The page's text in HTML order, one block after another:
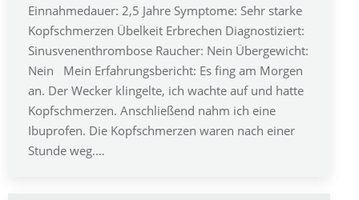
Einnahmedauer: 2,5 Jahre Symptome: Sehr starke
Kopfschmerzen Übelkeit Erbrechen Diagnostiziert:
Sinusvenenthrombose Raucher: Nein Übergewicht:
Nein Mein Erfahrungsbericht: Es fing am Morgen
an. Der Wecker klingelte, ich wachte auf und hatte
Kopfschmerzen. Anschließend nahm ich eine
Ibuprofen. Die Kopfschmerzen waren nach einer
Stunde weg.…